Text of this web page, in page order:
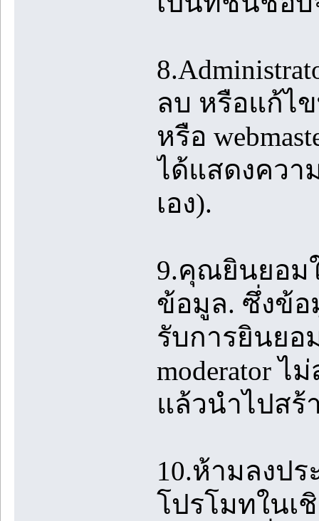
ลบ หรือแก้ไข
หรือ
ได้แสดงควา
เอง).
9.คุณยินยอม
ข้อมูล. ซึ่งข้อ
รับการยินยอ
moderator
แล้วนำไปสร้
10.ห้ามลงป
โปรโมทในเ